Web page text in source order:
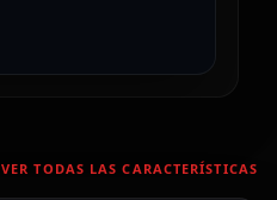
VER TODAS LAS CARACTERÍSTICAS